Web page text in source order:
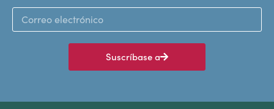
Suscríbase a